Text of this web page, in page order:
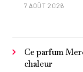
7 AOÛT 2026
Ce parfum
chaleur